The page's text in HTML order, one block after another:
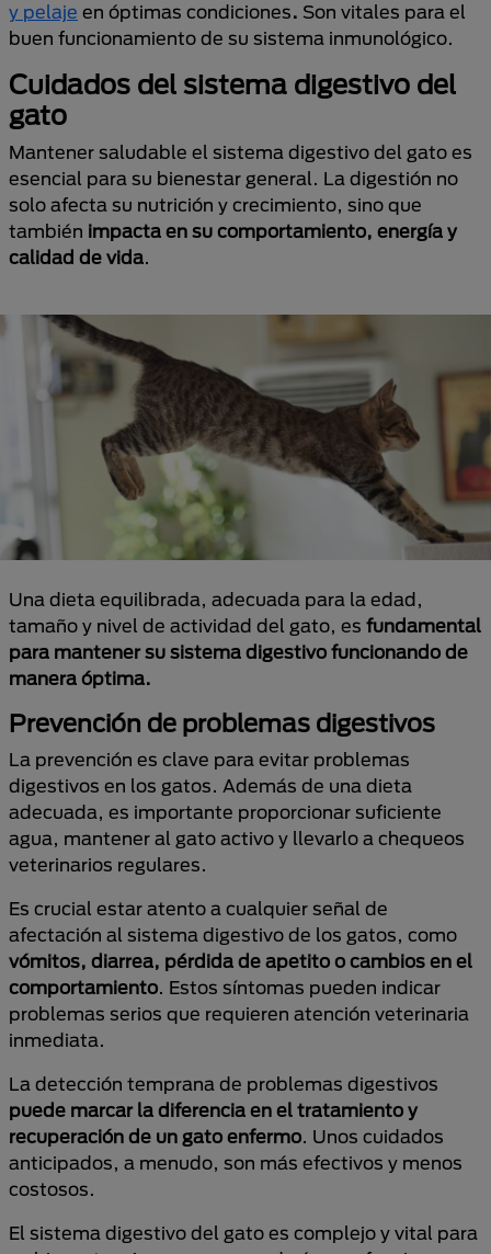
y pelaje en óptimas condiciones. Son vitales para el
buen funcionamiento de su sistema inmunológico.
Cuidados del sistema digestivo del
gato
Mantener saludable el sistema digestivo del gato es
esencial para su bienestar general. La digestión no
solo afecta su nutrición y crecimiento, sino que
también impacta en su comportamiento, energía y
calidad de vida.
Una dieta equilibrada, adecuada para la edad,
tamaño y nivel de actividad del gato, es fundamental
para mantener su sistema digestivo funcionando de
manera óptima.
Prevención de problemas digestivos
La prevención es clave para evitar problemas
digestivos en los gatos. Además de una dieta
adecuada, es importante proporcionar suficiente
agua, mantener al gato activo y llevarlo a chequeos
veterinarios regulares.
Es crucial estar atento a cualquier señal de
afectación al sistema digestivo de los gatos, como
vómitos, diarrea, pérdida de apetito o cambios en el
comportamiento. Estos síntomas pueden indicar
problemas serios que requieren atención veterinaria
inmediata.
La detección temprana de problemas digestivos
puede marcar la diferencia en el tratamiento y
recuperación de un gato enfermo. Unos cuidados
anticipados, a menudo, son más efectivos y menos
costosos.
El sistema digestivo del gato es complejo y vital para